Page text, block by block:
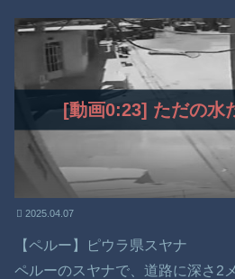
[動画0:23] ただの水
2025.04.07
【ペルー】ピウラ県スヤナ
ペルーのスヤナで、道路に深さ2